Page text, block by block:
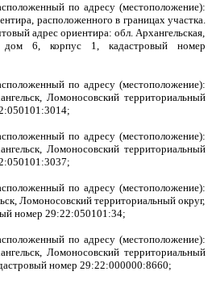
по адресу (местоположение):
расположенного в границах участка.
адрес ориентира: обл. Архангельская,
дом 6, корпус 1, кадастровый номер
по адресу (местоположение):
Ломоносовский территориальный
по адресу (местоположение):
Ломоносовский территориальный
по адресу (местоположение):
Ломоносовский территориальный округ,
номер 29:22:050101:34;
по адресу (местоположение):
Ломоносовский территориальный
номер 29:22:000000:8660;